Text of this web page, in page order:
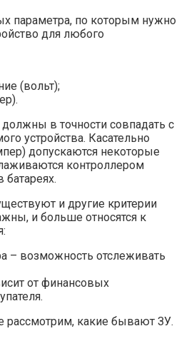
параметра, по которым нужно
для любого
(вольт);
в точности совпадать с
устройства. Касательно
допускаются некоторые
контроллером
батареях.
и другие критерии
и больше относятся к
– возможность отслеживать
от финансовых
рассмотрим, какие бывают ЗУ.